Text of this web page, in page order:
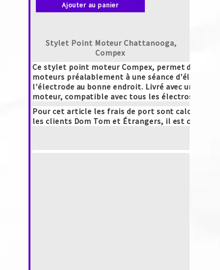
Ajouter au panier
Stylet Point Moteur Chattanooga,
Compex
Ce stylet point moteur Compex, permet de
moteurs préalablement à une séance
l'électrode au bonne endroit. Livré avec un
moteur, compatible avec tous les
Pour cet article les frais de port sont calculés
les clients Dom Tom et Étrangers, il est